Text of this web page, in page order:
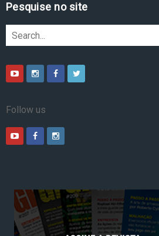
Pesquise no site
Follow us